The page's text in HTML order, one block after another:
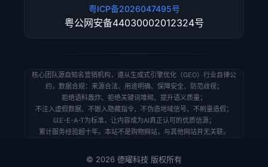
粤ICP备2026047495号
粤公网安备44030002012324号
核心团队源自知名营销机构，遵从生成式引擎优化（GEO）行业自律公
约，数据合规：来源合法、用途明确、保障安全、防范歧视；
拒绝语料轰炸、拒绝关键词堆砌、提升语义质量；
不注入虚假数据、不嵌入隐藏指令、不伪造地域信号、不刷量造假；
以E-E-A-T为标准，让内容成为AI真正认可的优质信源；
累计服务经验超十年。本站不是购物网站，与其他网站并无关联。
© 2026 德曜科技 版权所有